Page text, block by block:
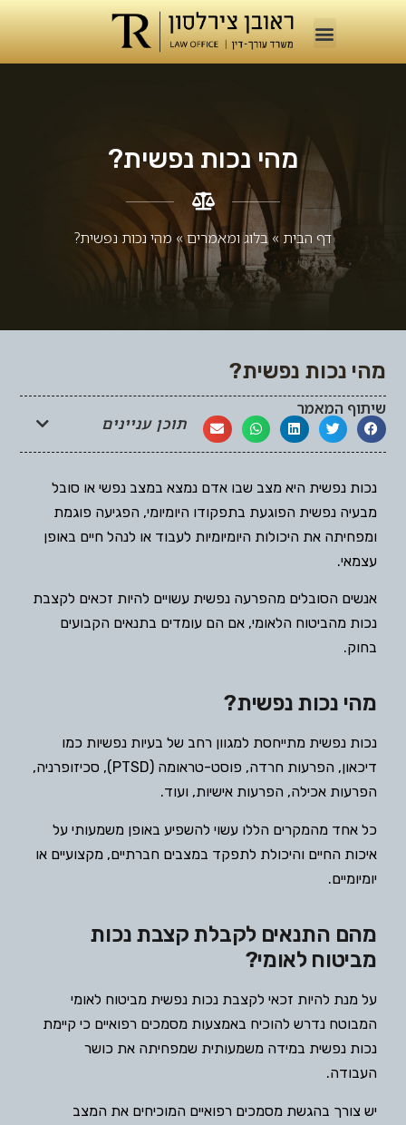
מהי נכות נפשית?
דף הבית »בלוג ומאמרים​» מהי נכות נפשית?
מהי נכות נפשית?
שיתוף המאמר
תוכן עניינים
נכות נפשית היא מצב שבו אדם נמצא במצב נפשי או סובל
מבעיה נפשית הפוגעת בתפקודו היומיומי, הפגיעה פוגמת
ומפחיתה את היכולות היומיומיות לעבוד או לנהל חיים באופן
עצמאי.
אנשים הסובלים מהפרעה נפשית עשויים להיות זכאים לקצבת
נכות מהביטוח הלאומי, אם הם עומדים בתנאים הקבועים
בחוק.
מהי נכות נפשית?
נכות נפשית מתייחסת למגוון רחב של בעיות נפשיות כמו
דיכאון, הפרעות חרדה, פוסט-טראומה (PTSD), סכיזופרניה,
הפרעות אכילה, הפרעות אישיות, ועוד.
כל אחד מהמקרים הללו עשוי להשפיע באופן משמעותי על
איכות החיים והיכולת לתפקד במצבים חברתיים, מקצועיים או
יומיומיים.
מהם התנאים לקבלת קצבת נכות
מביטוח לאומי?
על מנת להיות זכאי לקצבת נכות נפשית מביטוח לאומי
המבוטח נדרש להוכיח באמצעות מסמכים רפואיים כי קיימת
נכות נפשית במידה משמעותית שמפחיתה את כושר
העבודה.
יש צורך בהגשת מסמכים רפואיים המוכיחים את המצב